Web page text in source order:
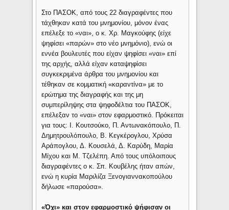
Στο ΠΑΣΟΚ, από τους 22 διαγραφέντες που
τάχθηκαν κατά του μνημονίου, μόνον ένας
επέλεξε το «ναι», ο κ. Χρ. Μαγκούφης (είχε
ψηφίσει «παρών» στο νέο μνημόνιο), ενώ οι
εννέα βουλευτές που είχαν ψηφίσει «ναι» επί
της αρχής, αλλά είχαν καταψηφίσει
συγκεκριμένα άρθρα του μνημονίου και
τέθηκαν σε κομματική «καραντίνα» με το
ερώτημα της διαγραφής και της μη
συμπερίληψης στα ψηφοδέλτια του ΠΑΣΟΚ,
επέλεξαν το «ναι» στον εφαρμοστικό. Πρόκειται
για τους: Ι. Κουτσούκο, Π. Αντωνακόπουλο, Π.
Δημητρουλόπουλο, Β. Κεγκέρογλου, Χρύσα
Αράπογλου, Δ. Κουσελά, Δ. Καρύδη, Μαρία
Μίχου και Μ. Τζελέπη. Από τους υπόλοιπους
διαγραφέντες ο κ. Σπ. Κουβέλης ήταν απών,
ενώ η κυρία Μαριλίζα Ξενογιαννακοπούλου
δήλωσε «παρούσα».
«Όχι» και στον εφαρμοστικό ψήφισαν οι